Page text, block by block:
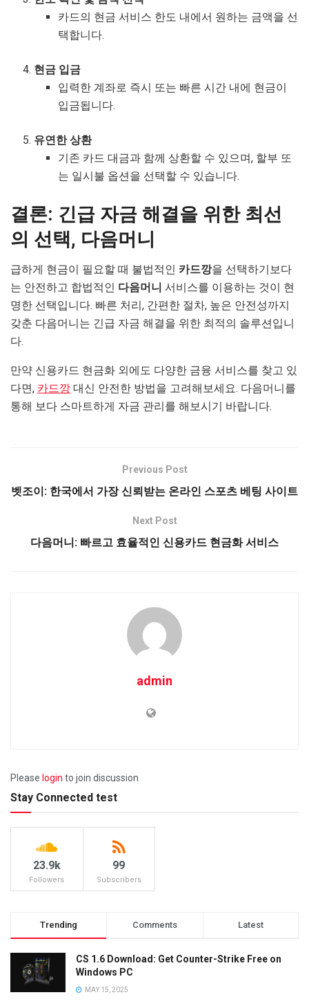
카드의 현금 서비스 한도 내에서 원하는 금액을 선
택합니다.
현금 입금
입력한 계좌로 즉시 또는 빠른 시간 내에 현금이
입금됩니다.
유연한 상환
기존 카드 대금과 함께 상환할 수 있으며, 할부 또
는 일시불 옵션을 선택할 수 있습니다.
결론: 긴급 자금 해결을 위한 최선
의 선택, 다음머니
급하게 현금이 필요할 때 불법적인 카드깡을 선택하기보다
는 안전하고 합법적인 다음머니 서비스를 이용하는 것이 현
명한 선택입니다. 빠른 처리, 간편한 절차, 높은 안전성까지
갖춘 다음머니는 긴급 자금 해결을 위한 최적의 솔루션입니
다.
만약 신용카드 현금화 외에도 다양한 금융 서비스를 찾고 있
다면, 카드깡 대신 안전한 방법을 고려해보세요. 다음머니를
통해 보다 스마트하게 자금 관리를 해보시기 바랍니다.
Previous Post
벳조이: 한국에서 가장 신뢰받는 온라인 스포츠 베팅 사이트
Next Post
다음머니: 빠르고 효율적인 신용카드 현금화 서비스
admin
Please login to join discussion
Stay Connected test
23.9k
Followers
99
Subscribers
Trending Comments Latest
CS 1.6 Download: Get Counter-Strike Free on
Windows PC
MAY 15, 2025